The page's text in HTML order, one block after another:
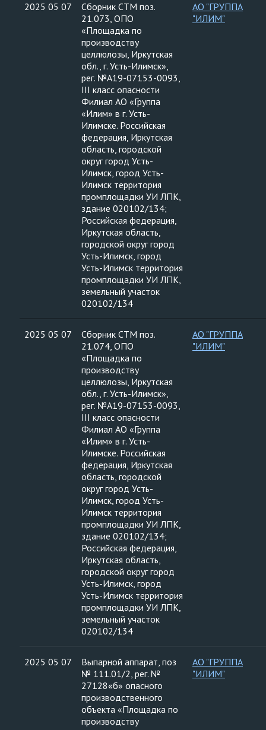
2025 05 07
Сборник СТМ поз.
21.073, ОПО
«Площадка по
производству
целлюлозы, Иркутская
обл., г. Усть-Илимск»,
рег. №А19-07153-0093,
III класс опасности
Филиал АО «Группа
«Илим» в г. Усть-
Илимске. Российская
федерация, Иркутская
область, городской
округ город Усть-
Илимск, город Усть-
Илимск территория
промплощадки УИ ЛПК,
здание 020102/134;
Российская федерация,
Иркутская область,
городской округ город
Усть-Илимск, город
Усть-Илимск территория
промплощадки УИ ЛПК,
земельный участок
020102/134
АО "ГРУППА
"ИЛИМ"
2025 05 07
Сборник СТМ поз.
21.074, ОПО
«Площадка по
производству
целлюлозы, Иркутская
обл., г. Усть-Илимск»,
рег. №А19-07153-0093,
III класс опасности
Филиал АО «Группа
«Илим» в г. Усть-
Илимске. Российская
федерация, Иркутская
область, городской
округ город Усть-
Илимск, город Усть-
Илимск территория
промплощадки УИ ЛПК,
здание 020102/134;
Российская федерация,
Иркутская область,
городской округ город
Усть-Илимск, город
Усть-Илимск территория
промплощадки УИ ЛПК,
земельный участок
020102/134
АО "ГРУППА
"ИЛИМ"
2025 05 07
Выпарной аппарат, поз
№ 111.01/2, рег. №
27128«б» опасного
производственного
объекта «Площадка по
производству
АО "ГРУППА
"ИЛИМ"